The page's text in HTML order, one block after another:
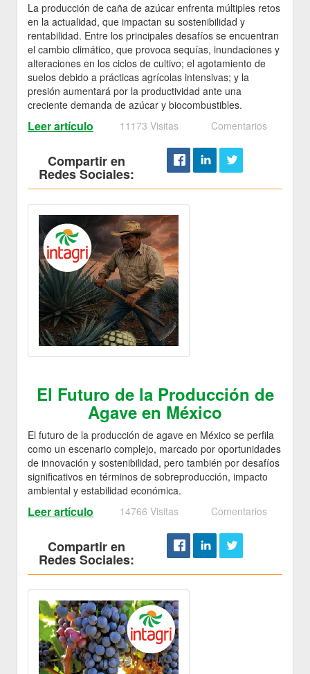
La producción de caña de azúcar enfrenta múltiples retos
en la actualidad, que impactan su sostenibilidad y
rentabilidad. Entre los principales desafíos se encuentran
el cambio climático, que provoca sequías, inundaciones y
alteraciones en los ciclos de cultivo; el agotamiento de
suelos debido a prácticas agrícolas intensivas; y la
presión aumentará por la productividad ante una
creciente demanda de azúcar y biocombustibles.
Leer artículo 11173 Visitas Comentarios
Compartir en
Redes Sociales:
El Futuro de la Producción de
Agave en México
El futuro de la producción de agave en México se perfila
como un escenario complejo, marcado por oportunidades
de innovación y sostenibilidad, pero también por desafíos
significativos en términos de sobreproducción, impacto
ambiental y estabilidad económica.
Leer artículo 14766 Visitas Comentarios
Compartir en
Redes Sociales: